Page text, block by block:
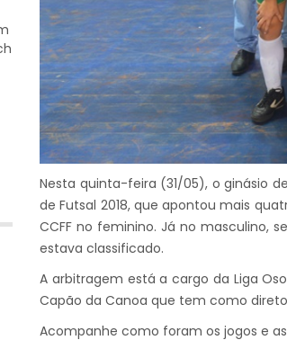
Nesta quinta-feira (31/05), o ginásio
de Futsal 2018, que apontou mais
CCFF no feminino. Já no masculino,
estava classificado.
A arbitragem está a cargo da Liga
Capão da Canoa que tem como
Acompanhe como foram os jogos e